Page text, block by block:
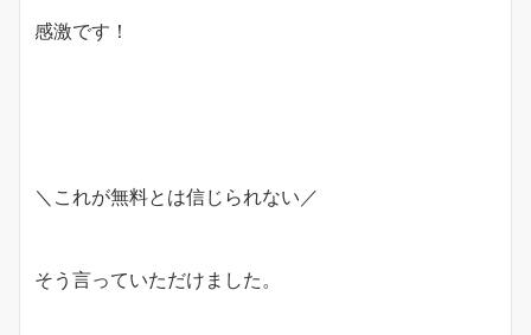
感激です！
＼これが無料とは信じられない／
そう言っていただけました。